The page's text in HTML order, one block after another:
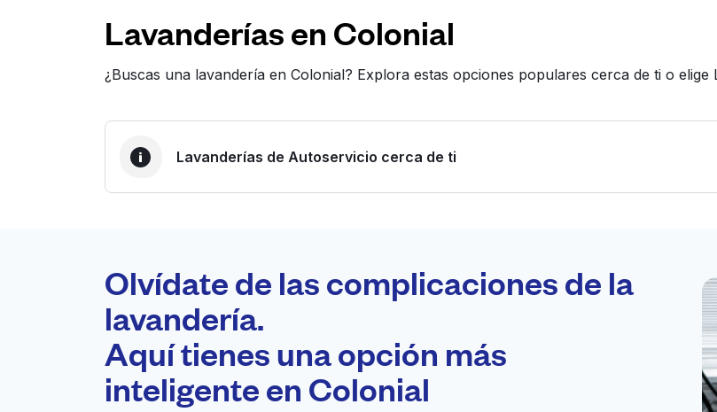
United States ES
Lavanderías en Colonial
¿Buscas una lavandería en Colonial? Explora estas opciones populares cerca de ti o
Lavanderías de Autoservicio cerca de ti
Recojo y entrega a en la
puerta de casa
Abierto 24/7
Residential Maintenance Service San
Olvídate de las complicaciones de la
lavandería.
Aquí tienes una opción más
inteligente en Colonial